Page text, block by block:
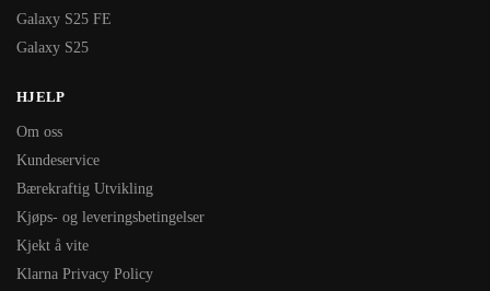
Galaxy S25 FE
Galaxy S25
HJELP
Om oss
Kundeservice
Bærekraftig Utvikling
Kjøps- og leveringsbetingelser
Kjekt å vite
Klarna Privacy Policy